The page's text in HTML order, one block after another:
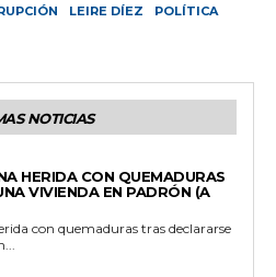
LEIRE DÍEZ
POLÍTICA
NOTICIAS
HERIDA CON QUEMADURAS
VIVIENDA EN PADRÓN (A
con quemaduras tras declararse